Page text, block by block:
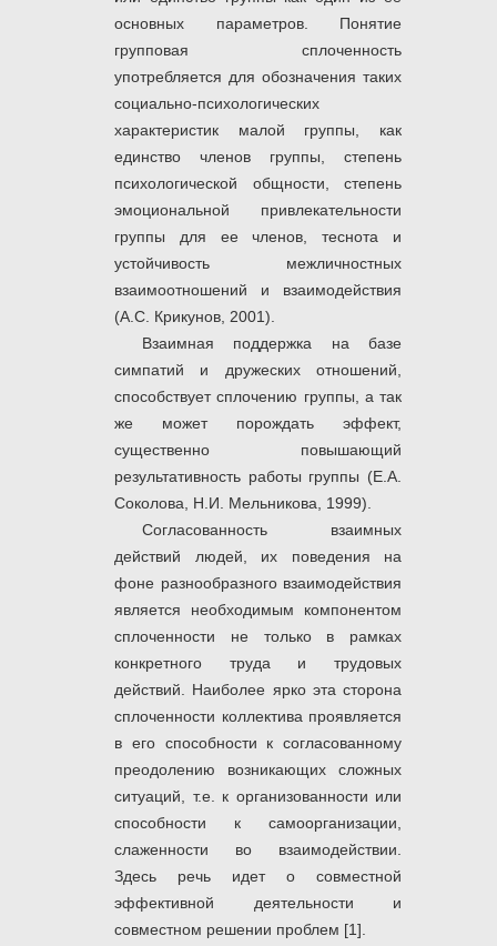
основных параметров. Понятие
групповая сплоченность
употребляется для обозначения таких
социально-психологических
характеристик малой группы, как
единство членов группы, степень
психологической общности, степень
эмоциональной привлекательности
группы для ее членов, теснота и
устойчивость межличностных
взаимоотношений и взаимодействия
(А.С. Крикунов, 2001).
Взаимная поддержка на базе
симпатий и дружеских отношений,
способствует сплочению группы, а так
же может порождать эффект,
существенно повышающий
результативность работы группы (Е.А.
Соколова, Н.И. Мельникова, 1999).
Согласованность взаимных
действий людей, их поведения на
фоне разнообразного взаимодействия
является необходимым компонентом
сплоченности не только в рамках
конкретного труда и трудовых
действий. Наиболее ярко эта сторона
сплоченности коллектива проявляется
в его способности к согласованному
преодолению возникающих сложных
ситуаций, т.е. к организованности или
способности к самоорганизации,
слаженности во взаимодействии.
Здесь речь идет о совместной
эффективной деятельности и
совместном решении проблем [1].